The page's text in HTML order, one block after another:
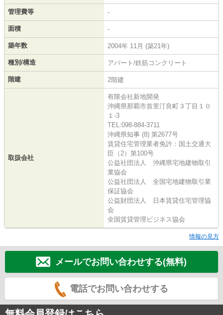
管理費等 -
面積 -
築年数 2004年 11月 (築21年)
種別/構造 アパート/鉄筋コンクリート
階建 2階建
取扱会社
有限会社新地開発
沖縄県那覇市首里汀良町３丁目１０
１-3
TEL:098-884-3711
沖縄県知事 (8) 第2677号
賃貸住宅管理業者免許：国土交通大
臣（2）第100号
公益社団法人 沖縄県宅地建物取引
業協会
公益社団法人 全国宅地建物取引業
保証協会
公益財団法人 日本賃貸住宅管理協
会
全国賃貸管理ビジネス協会
情報の見方
メールでお問い合わせする(無料)
電話でお問い合わせする